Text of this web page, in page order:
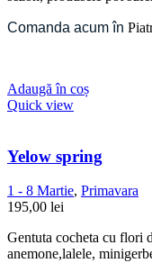
Comanda acum în
Adaugă în coș
Quick view
Yelow spring
1 - 8 Martie, Primavara
195,00 lei
Gentuta cocheta cu flori
anemone,lalele,